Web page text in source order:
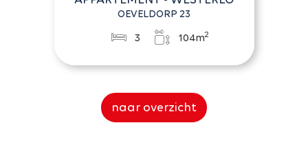
OEVELDORP 23
3 104m2
naar overzicht